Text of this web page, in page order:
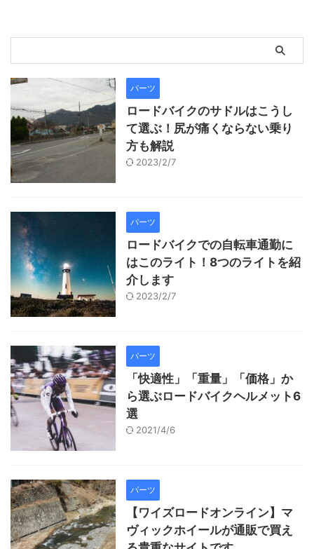
パーツ
ロードバイクのサドルはこうし
て選ぶ！尻が痛くならない乗り
方も解説
2023/2/7
パーツ
ロードバイクでの自転車通勤に
はこのライト！8つのライトを紹
介します
2023/2/7
パーツ
「快適性」「重量」「価格」か
ら選ぶロードバイクヘルメット6
選
2021/4/6
パーツ
【ワイズロードオンライン】マ
ヴィックホイールが通販で買え